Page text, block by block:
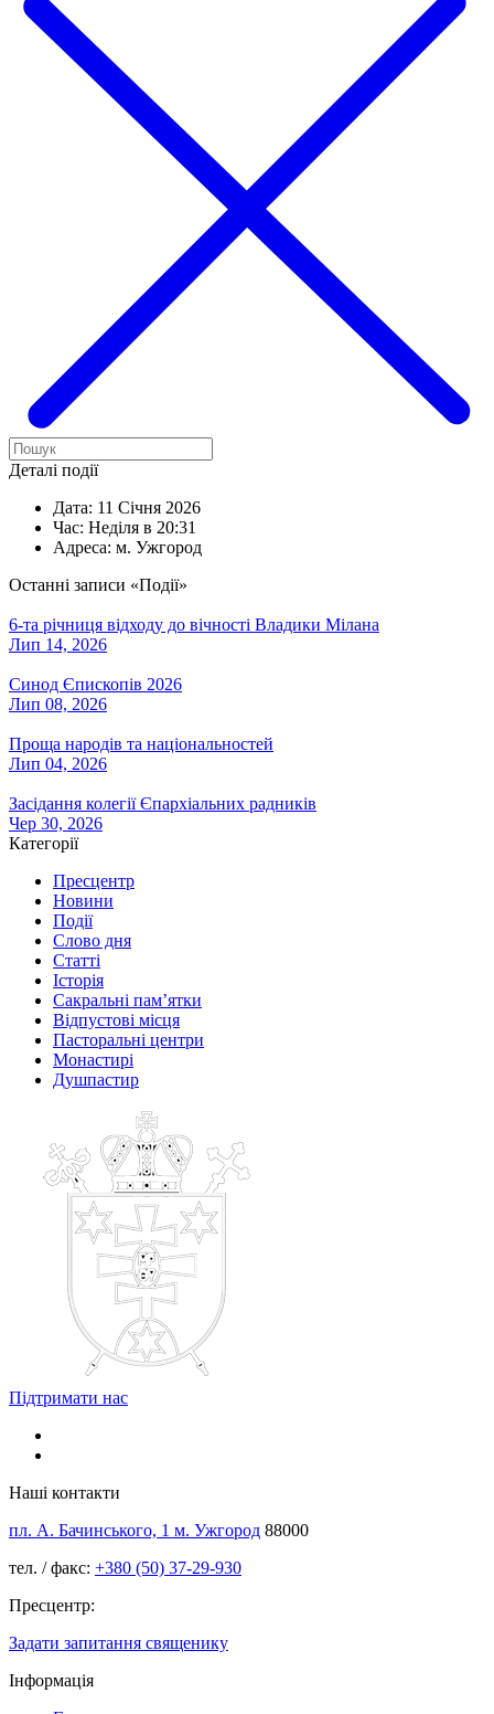
Деталі події
Дата: 11 Січня 2026
Час: Неділя в 20:31
Адреса: м. Ужгород
Останні записи «Події»
6-та річниця відходу до вічності Владики Мілана
Лип 14, 2026
Синод Єпископів 2026
Лип 08, 2026
Проща народів та національностей
Лип 04, 2026
Засідання колегії Єпархіальних радників
Чер 30, 2026
Категорії
Пресцентр
Новини
Події
Слово дня
Статті
Історія
Сакральні пам’ятки
Відпустові місця
Пасторальні центри
Монастирі
Душпастир
Підтримати нас
Наші контакти
пл. А. Бачинського, 1 м. Ужгород 88000
тел. / факс: +380 (50) 37-29-930
Пресцентр:
Задати запитання священику
Інформація